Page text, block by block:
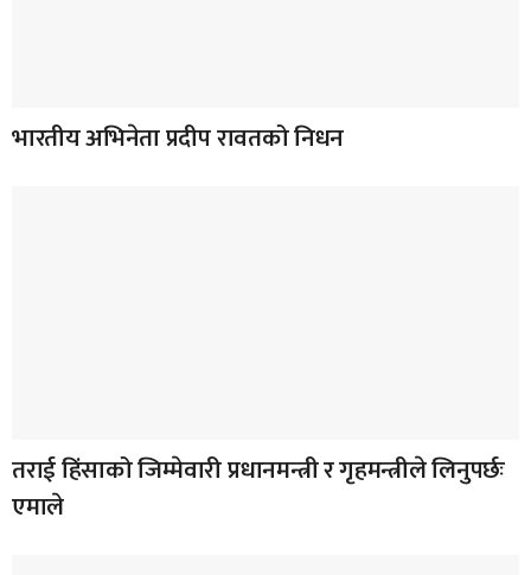
भारतीय अभिनेता प्रदीप रावतको निधन
तराई हिंसाको जिम्मेवारी प्रधानमन्त्री र गृहमन्त्रीले लिनुपर्छः
एमाले